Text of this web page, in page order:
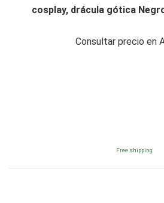
cosplay, drácula gótica
Consultar precio en
Free shipping